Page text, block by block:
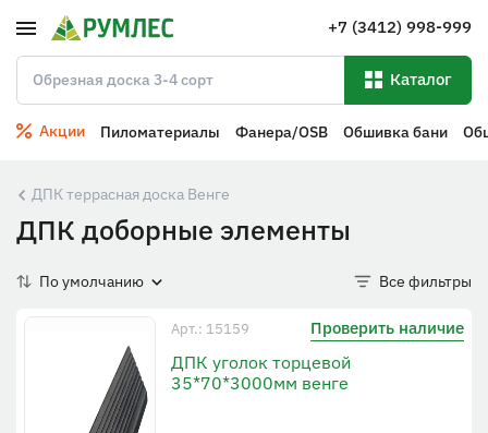
+7 (3412) 998-999
Каталог
Акции Пиломатериалы Фанера/OSB Обшивка бани
ДПК террасная доска Венге
ДПК доборные элементы
По умолчанию Все фильтры
Арт.: 15159 Проверить наличие
ДПК уголок торцевой
35*70*3000мм венге